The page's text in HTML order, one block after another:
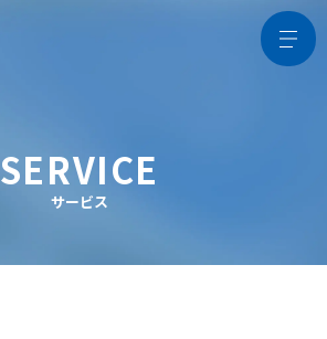
SERVICE
サービス